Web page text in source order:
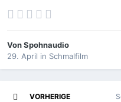
VonSpohnaudio
29. April in Schmalfilm
VORHERIGE